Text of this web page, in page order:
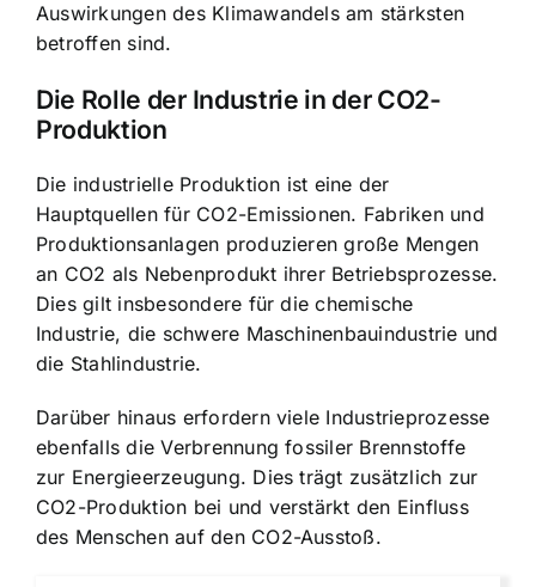
Auswirkungen des Klimawandels am stärksten
betroffen sind.
Die Rolle der Industrie in der CO2-
Produktion
Die industrielle Produktion ist eine der
Hauptquellen für CO2-Emissionen. Fabriken und
Produktionsanlagen produzieren große Mengen
an CO2 als Nebenprodukt ihrer Betriebsprozesse.
Dies gilt insbesondere für die chemische
Industrie, die schwere Maschinenbauindustrie und
die Stahlindustrie.
Darüber hinaus erfordern viele Industrieprozesse
ebenfalls die Verbrennung fossiler Brennstoffe
zur Energieerzeugung. Dies trägt zusätzlich zur
CO2-Produktion bei und verstärkt den Einfluss
des Menschen auf den CO2-Ausstoß.